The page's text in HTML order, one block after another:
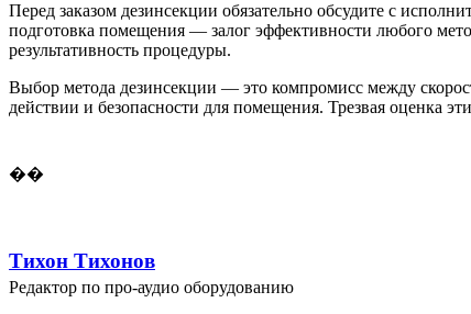
Перед заказом дезинсекции обязательно обсудите с
подготовка помещения — залог эффективности любого
результативность процедуры.
Выбор метода дезинсекции — это компромисс между
действии и безопасности для помещения. Трезвая оценка
��
Тихон Тихонов
Редактор по про-аудио оборудованию